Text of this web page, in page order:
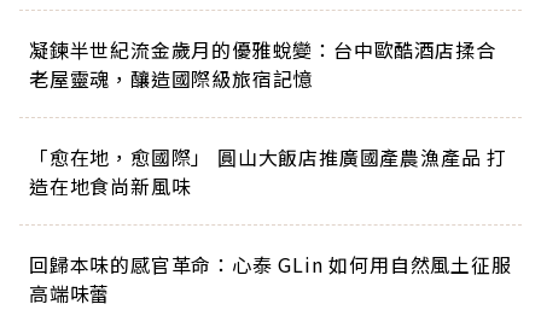
凝鍊半世紀流金歲月的優雅蛻變：台中歐酷酒店揉合
老屋靈魂，釀造國際級旅宿記憶
「愈在地，愈國際」 圓山大飯店推廣國產農漁產品 打
造在地食尚新風味
回歸本味的感官革命：心泰 GLin 如何用自然風土征服
高端味蕾